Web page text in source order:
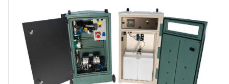
kwaliteitsnormen voldoen.